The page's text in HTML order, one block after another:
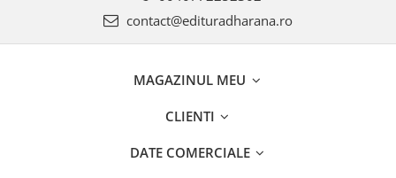
contact@edituradharana.ro
MAGAZINUL MEU
CLIENTI
DATE COMERCIALE